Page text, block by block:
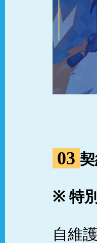
03
※ 特
自維